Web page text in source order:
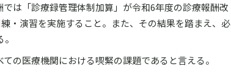
は「診療録管理体制加算」が令和6年度の診療報酬改
・演習を実施すること。また、その結果を踏まえ、必
の医療機関における喫緊の課題であると言える。